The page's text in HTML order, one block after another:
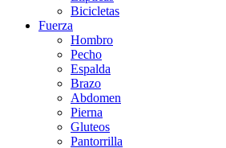
Bicicletas
Fuerza
Hombro
Pecho
Espalda
Brazo
Abdomen
Pierna
Gluteos
Pantorrilla